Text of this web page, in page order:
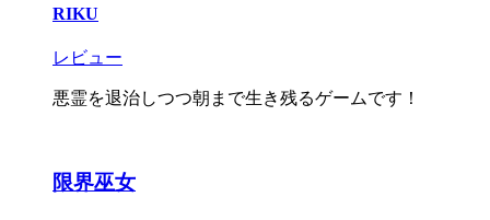
RIKU
レビュー
悪霊を退治しつつ朝まで生き残るゲームです！
限界巫女